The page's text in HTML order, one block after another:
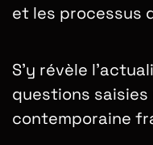
et les processus
S’y révèle
questions
contemporaine